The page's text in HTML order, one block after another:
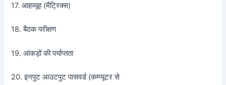
17. आहव्यूह (मैट्रिक्स)
18. बैठक परीक्षण
19. आंकड़ों की पर्याप्तता
20. इनपुट आउटपुट पासवर्ड (कम्प्यूटर से